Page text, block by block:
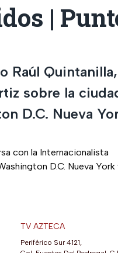
|
Raúl Quintanilla,
sobre la
D.C. Nueva
con la Internacionalista
D.C. Nueva York
TV AZTECA
Periférico Sur 4121,